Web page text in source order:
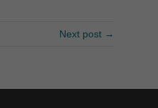
Next post →